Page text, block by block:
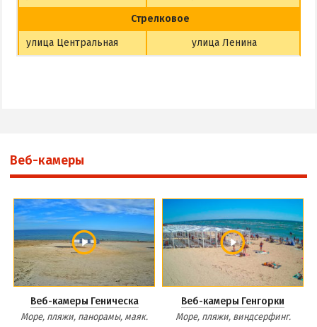
Стрелковое
улица Центральная
улица Ленина
Веб-камеры
Веб-камеры Геническа
Море, пляжи, панорамы, маяк.
Веб-камеры Генгорки
Море, пляжи, виндсерфинг.